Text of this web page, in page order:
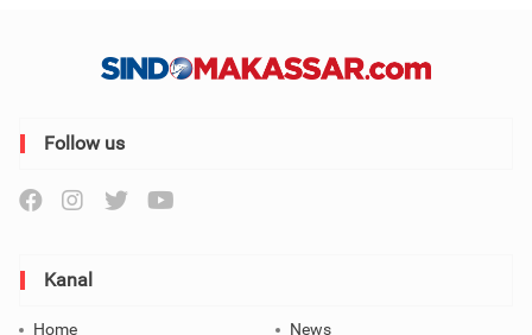
Follow us
Kanal
Home News